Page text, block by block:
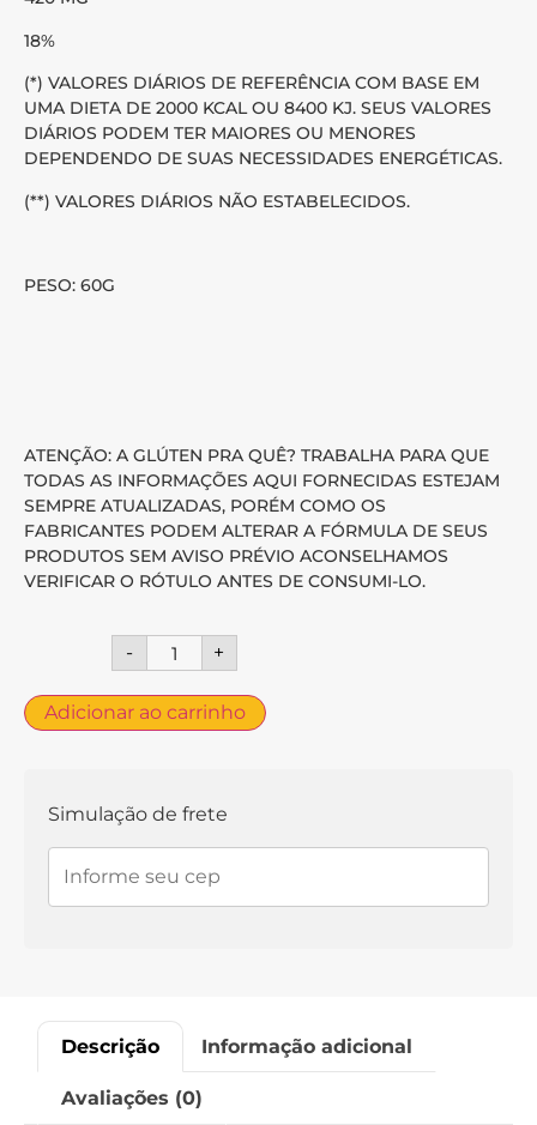
18%
(*) VALORES DIÁRIOS DE REFERÊNCIA COM BASE EM
UMA DIETA DE 2000 KCAL OU 8400 KJ. SEUS VALORES
DIÁRIOS PODEM TER MAIORES OU MENORES
DEPENDENDO DE SUAS NECESSIDADES ENERGÉTICAS.
(**) VALORES DIÁRIOS NÃO ESTABELECIDOS.
PESO: 60G
ATENÇÃO: A GLÚTEN PRA QUÊ? TRABALHA PARA QUE
TODAS AS INFORMAÇÕES AQUI FORNECIDAS ESTEJAM
SEMPRE ATUALIZADAS, PORÉM COMO OS
FABRICANTES PODEM ALTERAR A FÓRMULA DE SEUS
PRODUTOS SEM AVISO PRÉVIO ACONSELHAMOS
VERIFICAR O RÓTULO ANTES DE CONSUMI-LO.
- +
Adicionar ao carrinho
Simulação de frete
Descrição Informação adicional
Avaliações (0)